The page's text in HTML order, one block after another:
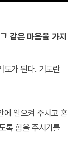
같은 마음을 가지
도가 된다. 기도란
에 일으켜 주시고 혼
록 힘을 주시기를